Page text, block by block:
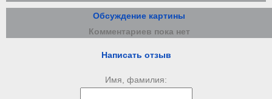
Обсуждение картины
Комментариев пока нет
Написать отзыв
Имя, фамилия: